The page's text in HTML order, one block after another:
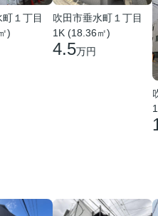
１丁目
)
吹田市垂水町１丁目
1K (18.36㎡)
4.5万円